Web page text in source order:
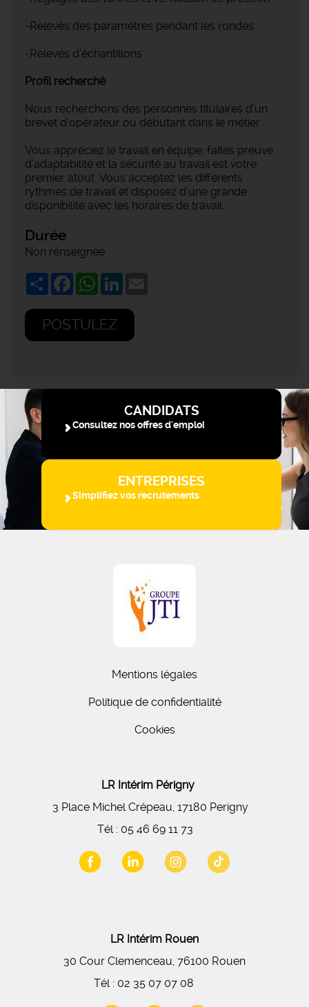
-Relevés des paramètres pendant les rondes
-Relevés d’échantillons
Profil recherché
Nous recherchons des personnes titulaires d’un
brevet d’opérateur ou débutant dans le métier.
Vous appréciez le travail en équipe, faites preuve
d’adaptabilité et la sécurité au travail est votre
premier atout. Vous acceptez les différents
rythmes de travail et disposez d’une grande
disponibilité avec les horaires de travail.
Durée
Non renseignée
ShareFacebookWhatsApp
LinkedIn
POSTULEZ
CANDIDATS
Consultez nos offres d'emploi
ENTREPRISES
Simplifiez vos recrutements
Mentions légales
Politique de confidentialité
Cookies
LR Intérim Périgny
3 Place Michel Crépeau, 17180 Perigny
Tél : 05 46 69 11 73
LR Intérim Rouen
30 Cour Clemenceau, 76100 Rouen
Tél : 02 35 07 07 08